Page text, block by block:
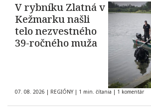
V rybníku Zlatná v
Kežmarku našli
telo nezvestného
39-ročného muža
07. 08. 2026 | REGIÓNY | 1 min. čítania | 1 komentár